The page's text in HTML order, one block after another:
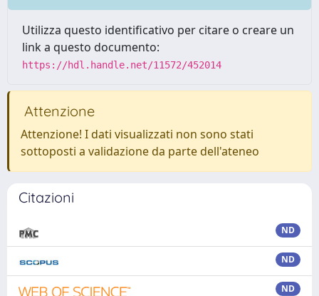
Utilizza questo identificativo per citare o creare un
link a questo documento:
https://hdl.handle.net/11572/452014
Attenzione
Attenzione! I dati visualizzati non sono stati
sottoposti a validazione da parte dell'ateneo
Citazioni
ND
ND
ND